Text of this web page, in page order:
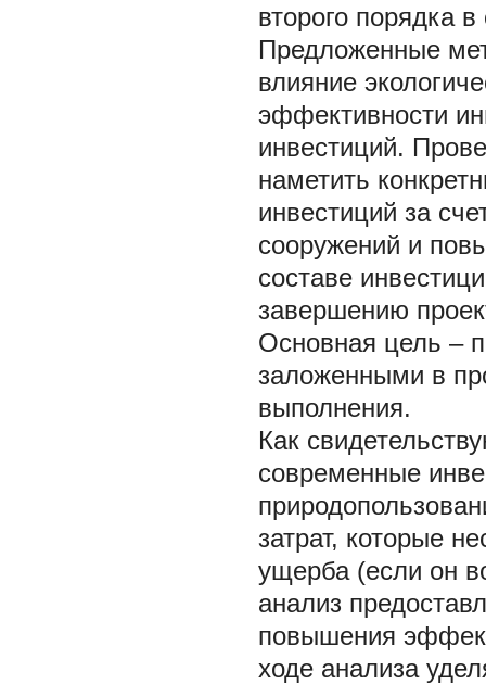
второго порядка
Предложенные
влияние
эффективности
инвестиций.
наметить
инвестиций за
сооружений и
составе
завершению
Основная цель –
заложенными в
выполнения.
Как
современные
затрат, которые
ущерба (если он
анализ
повышения
ходе анализа